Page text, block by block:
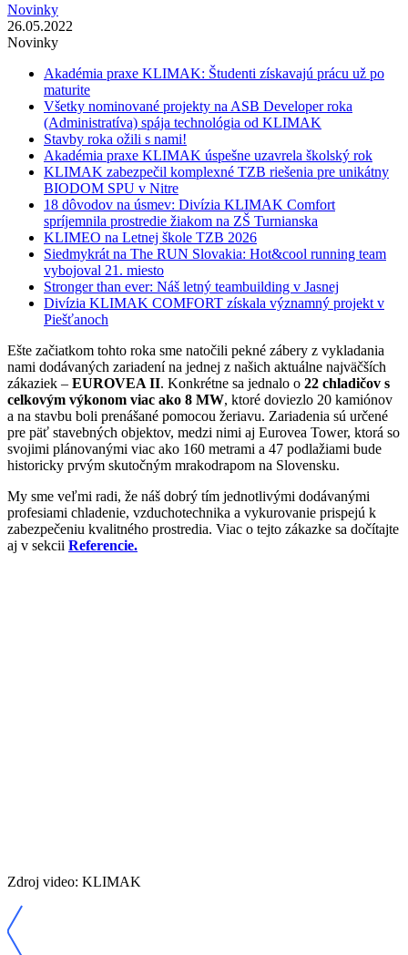
Novinky
26.05.2022
Novinky
Akadémia praxe KLIMAK: Študenti získavajú prácu už po
maturite
Všetky nominované projekty na ASB Developer roka
(Administratíva) spája technológia od KLIMAK
Stavby roka ožili s nami!
Akadémia praxe KLIMAK úspešne uzavrela školský rok
KLIMAK zabezpečil komplexné TZB riešenia pre unikátny
BIODOM SPU v Nitre
18 dôvodov na úsmev: Divízia KLIMAK Comfort
spríjemnila prostredie žiakom na ZŠ Turnianska
KLIMEO na Letnej škole TZB 2026
Siedmykrát na The RUN Slovakia: Hot&cool running team
vybojoval 21. miesto
Stronger than ever: Náš letný teambuilding v Jasnej
Divízia KLIMAK COMFORT získala významný projekt v
Piešťanoch
Ešte začiatkom tohto roka sme natočili pekné zábery z vykladania
nami dodávaných zariadení na jednej z našich aktuálne najväčších
zákaziek – EUROVEA II. Konkrétne sa jednalo o 22 chladičov s
celkovým výkonom viac ako 8 MW, ktoré doviezlo 20 kamiónov
a na stavbu boli prenášané pomocou žeriavu. Zariadenia sú určené
pre päť stavebných objektov, medzi nimi aj Eurovea Tower, ktorá so
svojimi plánovanými viac ako 160 metrami a 47 podlažiami bude
historicky prvým skutočným mrakodrapom na Slovensku.
My sme veľmi radi, že náš dobrý tím jednotlivými dodávanými
profesiami chladenie, vzduchotechnika a vykurovanie prispejú k
zabezpečeniu kvalitného prostredia. Viac o tejto zákazke sa dočítajte
aj v sekcii Referencie.
Zdroj video: KLIMAK